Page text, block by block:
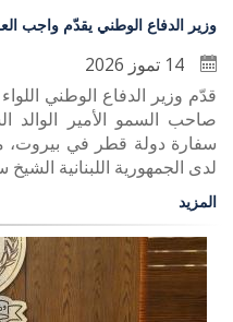
وزير الدفاع الوطني يقدّم واجب
قدّم وزير الدفاع الوطني
صاحب السمو الأمير
سفارة دولة قطر في بيروت،
لدى الجمهورية اللبنانية
المزيد